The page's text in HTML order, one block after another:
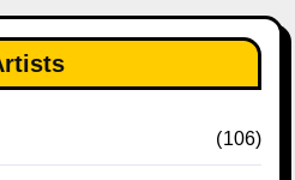
(106)